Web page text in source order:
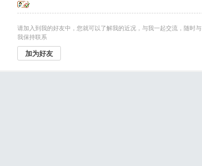
请加入到我的好友中，您就可以了解我的近况，与我一起交流，随时与
我保持联系
加为好友